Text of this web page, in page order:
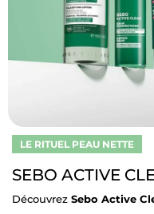
LE RITUEL PEAU NETTE
SEBO ACTIVE
Découvrez Sebo Active